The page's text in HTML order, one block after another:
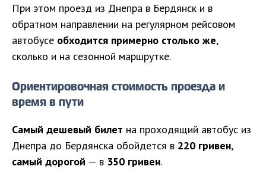
При этом проезд из Днепра в Бердянск и в
обратном направлении на регулярном рейсовом
автобусе обходится примерно столько же,
сколько и на сезонной маршрутке.
Ориентировочная стоимость проезда и
время в пути
Самый дешевый билет на проходящий автобус из
Днепра до Бердянска обойдется в 220 гривен,
самый дорогой — в 350 гривен.